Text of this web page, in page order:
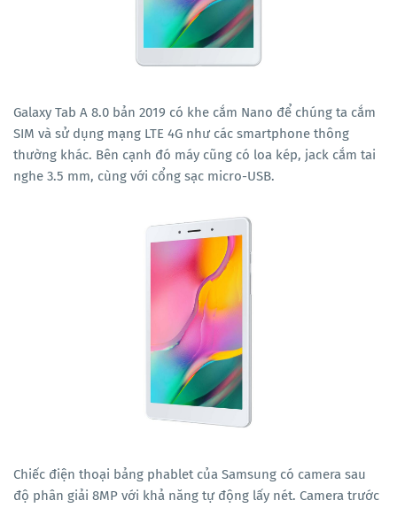
Galaxy Tab A 8.0 bản 2019 có khe cắm Nano để chúng ta cắm
SIM và sử dụng mạng LTE 4G như các smartphone thông
thường khác. Bên cạnh đó máy cũng có loa kép, jack cắm tai
nghe 3.5 mm, cùng với cổng sạc micro-USB.
Chiếc điện thoại bảng phablet của Samsung có camera sau
độ phân giải 8MP với khả năng tự động lấy nét. Camera trước